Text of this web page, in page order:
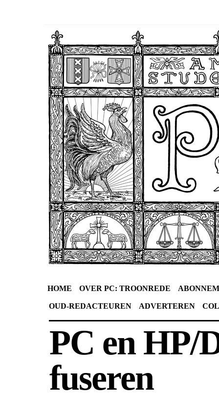
HOME OVER PC: TROONREDE
OUD-REDACTEUREN ADVERTEREN
PC en HP/
fuseren